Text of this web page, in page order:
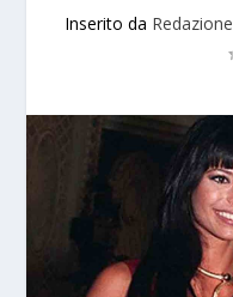
Inserito da Redazione